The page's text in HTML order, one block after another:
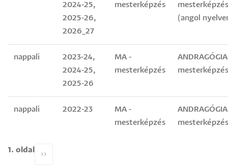
2024-25,
2025-26,
2026_27
mesterképzés
(angol
nappali
2023-24,
2024-25,
2025-26
MA -
mesterképzés
ANDRAGÓGIA
nappali 2022-23
MA -
mesterképzés
ANDRAGÓGIA
Oldalszámozás
1. oldal
Következő
››